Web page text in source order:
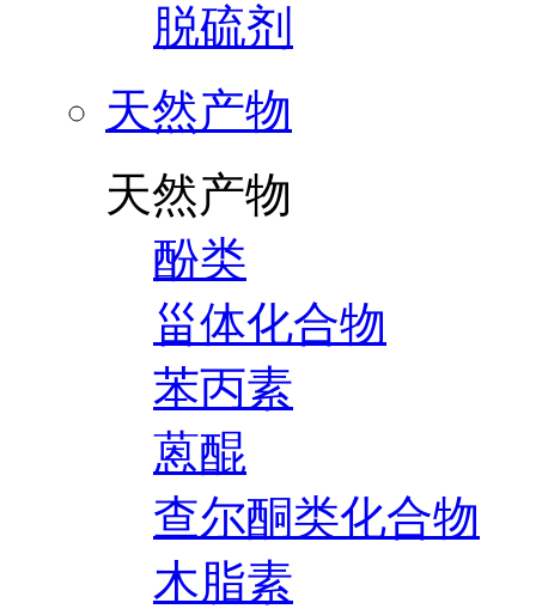
脱硫剂
天然产物
天然产物
酚类
甾体化合物
苯丙素
蒽醌
查尔酮类化合物
木脂素